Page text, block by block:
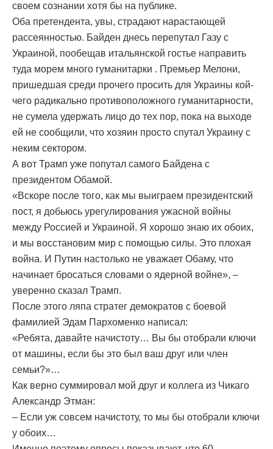
своем сознании хотя бы на публике.
Оба претендента, увы, страдают нарастающей
рассеянностью. Байден днесь перепутал Газу с
Украиной, пообещав итальянской гостье направить
туда морем много гуманитарки . Премьер Мелони,
пришедшая среди прочего просить для Украины кой-
чего радикально противоположного гуманитарности,
не сумела удержать лицо до тех пор, пока на выходе
ей не сообщили, что хозяин просто спутал Украину с
неким сектором.
А вот Трамп уже попутал самого Байдена с
президентом Обамой.
«Вскоре после того, как мы выиграем президентский
пост, я добьюсь урегулирования ужасной войны
между Россией и Украиной. Я хорошо знаю их обоих,
и мы восстановим мир с помощью силы. Это плохая
война. И Путин настолько не уважает Обаму, что
начинает бросаться словами о ядерной войне», –
уверенно сказал Трамп.
После этого ляпа стратег демократов с боевой
фамилией Эдам Пархоменко написал:
«Ребята, давайте начистоту… Вы бы отобрали ключи
от машины, если бы это был ваш друг или член
семьи?»…
Как верно суммировал мой друг и коллега из Чикаго
Александр Этман:
– Если уж совсем начистоту, то мы бы отобрали ключи
у обоих…